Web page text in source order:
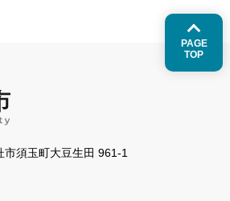
PAGE
TOP
須玉町大豆生田 961-1